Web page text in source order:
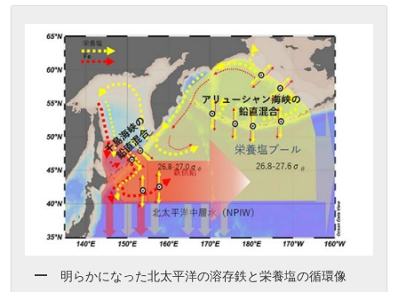
明らかになった北太平洋の溶存鉄と栄養塩の循環像